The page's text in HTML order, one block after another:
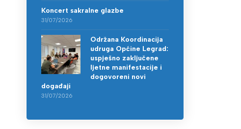
Koncert sakralne glazbe
31/07/2026
Održana Koordinacija
udruga Općine Legrad:
uspješno zaključene
ljetne manifestacije i
dogovoreni novi
događaji
31/07/2026